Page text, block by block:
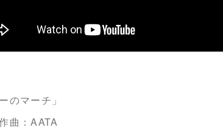
のマーチ」
曲：AATA